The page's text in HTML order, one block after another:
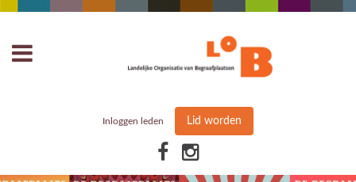
Inloggen leden Lid worden